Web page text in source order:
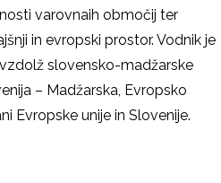
varovnaih območij ter
in evropski prostor. Vodnik je
slovensko-madžarske
– Madžarska, Evropsko
Evropske unije in Slovenije.